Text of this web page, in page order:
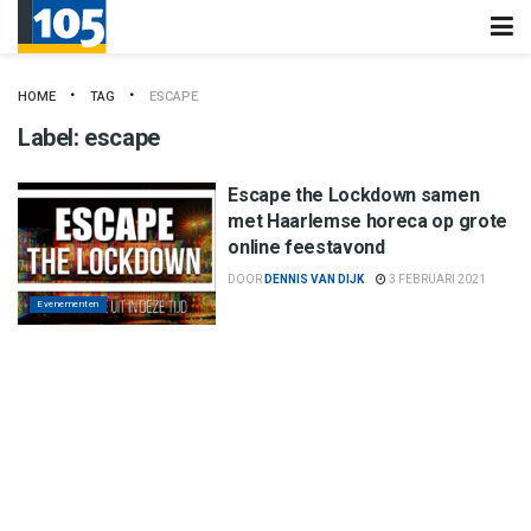
HOME TAG ESCAPE
Label: escape
Evenementen
Escape the Lockdown samen
met Haarlemse horeca op grote
online feestavond
DOOR DENNIS VAN DIJK 3 FEBRUARI 2021